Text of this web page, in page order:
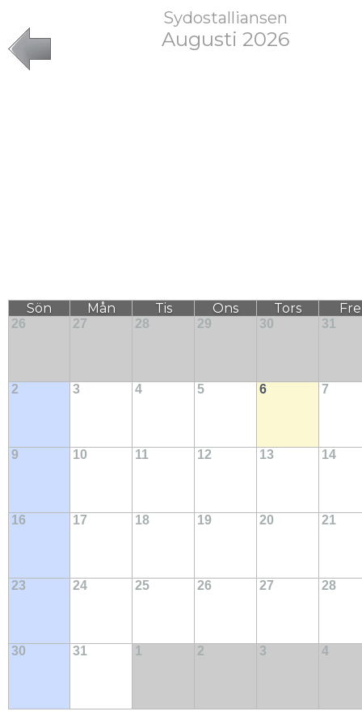
Sydostalliansen
Augusti 2026
Sön Mån Tis Ons Tors Fre
26 27 28 29 30 31
2 3 4 5 6 7
9 10 11 12 13 14
16 17 18 19 20 21
23 24 25 26 27 28
30 31 1 2 3 4